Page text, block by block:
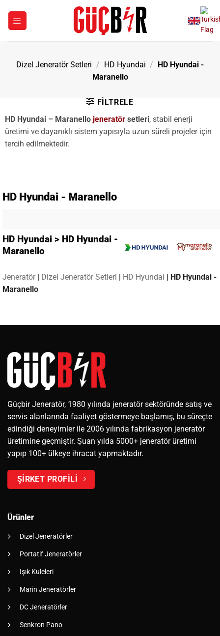
Dizel Jeneratör Setleri / HD Hyundai / HD Hyundai -
Maranello
FILTRELE
HD Hyundai – Maranello jeneratör setleri, stabil enerji
üretimi ve dayanıklı sistem yapısıyla uzun süreli projeler için
tercih edilmektedir.
Jeneratör | Dizel Jeneratör Setleri | HD Hyundai | HD Hyundai -
Maranello
HD Hyundai - Maranello
HD Hyundai > HD Hyundai -
Maranello
Güçbir Jeneratör, 1980 yılında jeneratör sektöründe satış ve
servis alanlarında faaliyet göstermeye başlamış, bu süreçte
edindiği deneyimler ile 2006 yılında fabrikasyon jeneratör
üretimine geçmiştir. Şuan yılda 5000+ jeneratör üretimi
yapıp 100+ ülkeye ihracat yapmaktadır.
ŞİRKET PROFİLİ
Ürünler
Dizel Jeneratörler
Portatif Jeneratörler
Işık Kuleleri
Marin Jeneratörler
DC Jeneratörler
Senkron Pano